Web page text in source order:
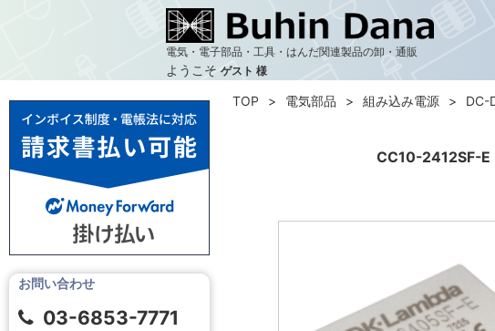
電気・電子部品・工具・はんだ関連製品の卸・通販
ようこそ ゲスト 様
CC10-2412SF-
お問い合わせ
03-6853-7771
TOP 電気部品 組み込み電源 DC-